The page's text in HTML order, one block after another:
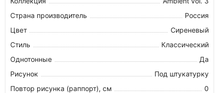
Страна производитель
Россия
Цвет
Сиреневый
Стиль
Классический
Однотонные
Да
Рисунок
Под штукатурку
Повтор рисунка (раппорт), см
0